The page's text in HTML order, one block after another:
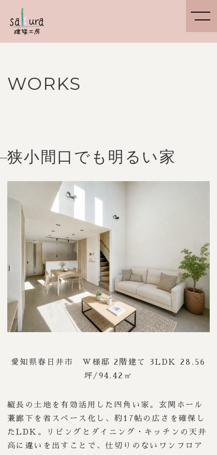
WORKS
狭小間口でも明るい家
愛知県春日井市 W様邸 2階建て 3LDK 28.56
坪/94.42㎡
縦長の土地を有効活用した四角い家。玄関ホール
兼廊下を省スペース化し、約17帖の広さを確保し
たLDK。リビングとダイニング・キッチンの天井
高に違いを出すことで、仕切りのないワンフロア